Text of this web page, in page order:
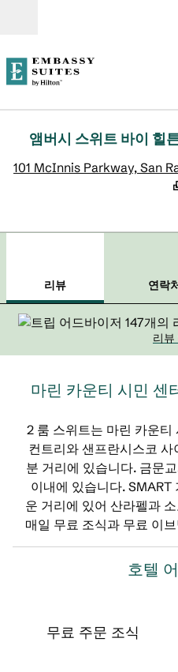
앰버시 스위트 바이 힐
101 McInnis Parkway, San
리뷰 연락
리뷰
마린 카운티 시민 센
2 룸 스위트는 마린 카운티
컨트리와 샌프란시스코
분 거리에 있습니다. 금문
이내에 있습니다.
운 거리에 있어 산라펠과
매일 무료 조식과 무료 이
호텔
무료 주문 조식